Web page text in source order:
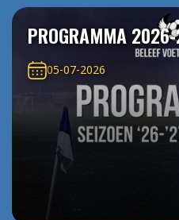
PROGRAMMA
05-07-2026